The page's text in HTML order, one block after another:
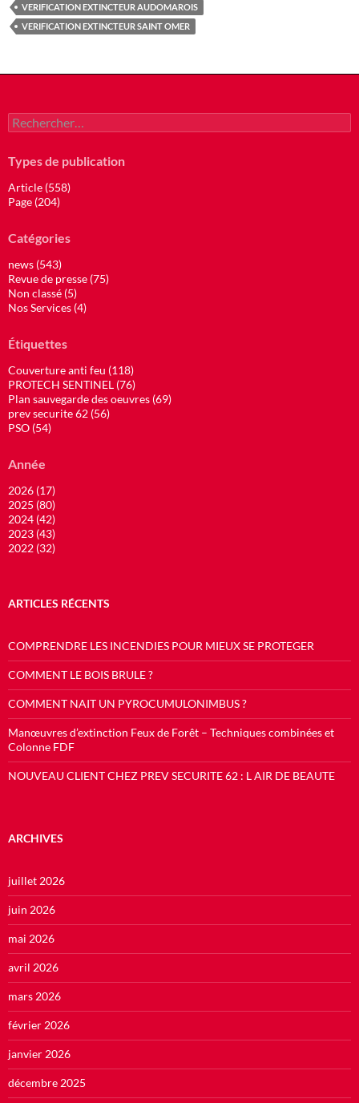
VERIFICATION EXTINCTEUR AUDOMAROIS
VERIFICATION EXTINCTEUR SAINT OMER
Rechercher :
Types de publication
Article (558)
Page (204)
Catégories
news (543)
Revue de presse (75)
Non classé (5)
Nos Services (4)
Étiquettes
Couverture anti feu (118)
PROTECH SENTINEL (76)
Plan sauvegarde des oeuvres (69)
prev securite 62 (56)
PSO (54)
Année
2026 (17)
2025 (80)
2024 (42)
2023 (43)
2022 (32)
ARTICLES RÉCENTS
COMPRENDRE LES INCENDIES POUR MIEUX SE PROTEGER
COMMENT LE BOIS BRULE ?
COMMENT NAIT UN PYROCUMULONIMBUS ?
Manœuvres d’extinction Feux de Forêt – Techniques combinées et
Colonne FDF
NOUVEAU CLIENT CHEZ PREV SECURITE 62 : L AIR DE BEAUTE
ARCHIVES
juillet 2026
juin 2026
mai 2026
avril 2026
mars 2026
février 2026
janvier 2026
décembre 2025